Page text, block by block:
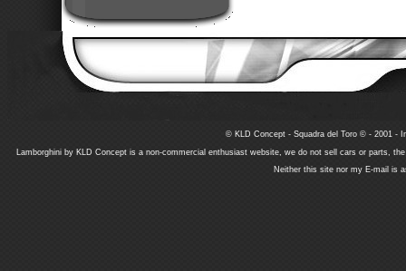
© KLD Concept - Squadra del Toro © - 2001 -
Lamborghini by KLD Concept is a non-commercial enthusiast website, we do not sell cars or parts,
Neither this site nor my E-mail is